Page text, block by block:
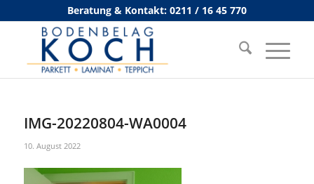
Beratung & Kontakt: 0211 / 16 45 770
IMG-20220804-WA0004
10. August 2022